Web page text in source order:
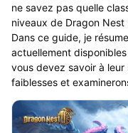
ne savez pas quelle
niveaux de Dragon Nest
Dans ce guide, je
actuellement
vous devez savoir à
faiblesses et